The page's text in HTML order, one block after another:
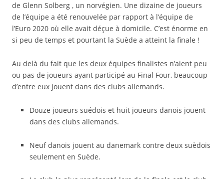
de Glenn Solberg , un norvégien. Une dizaine de joueurs
de l’équipe a été renouvelée par rapport à l’équipe de
l’Euro 2020 où elle avait déçue à domicile. C’est énorme en
si peu de temps et pourtant la Suède a atteint la finale !
Au delà du fait que les deux équipes finalistes n’aient peu
ou pas de joueurs ayant participé au Final Four, beaucoup
d’entre eux jouent dans des clubs allemands.
Douze joueurs suédois et huit joueurs danois jouent
dans des clubs allemands.
Neuf danois jouent au danemark contre deux suèdois
seulement en Suède.